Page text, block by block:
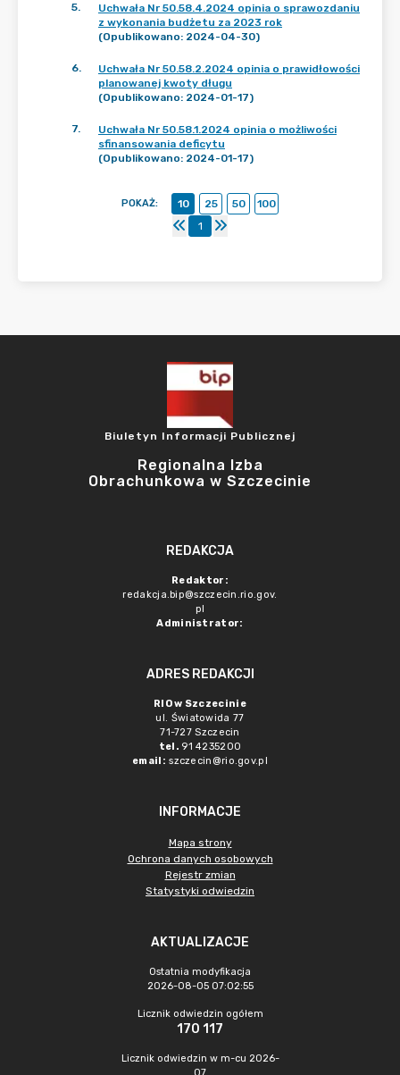
5.
Uchwała Nr 50.58.4.2024 opinia o sprawozdaniu
z wykonania budżetu za 2023 rok
(Opublikowano: 2024-04-30)
6.
Uchwała Nr 50.58.2.2024 opinia o prawidłowości
planowanej kwoty długu
(Opublikowano: 2024-01-17)
7.
Uchwała Nr 50.58.1.2024 opinia o możliwości
sfinansowania deficytu
(Opublikowano: 2024-01-17)
POKAŻ: 10 25 50
100
1
Biuletyn Informacji Publicznej
Regionalna Izba
Obrachunkowa w Szczecinie
REDAKCJA
Redaktor:
redakcja.bip@szczecin.rio.gov.
pl
Administrator:
ADRES REDAKCJI
RIO w Szczecinie
ul. Światowida 77
71-727 Szczecin
tel. 91 4235200
email: szczecin@rio.gov.pl
INFORMACJE
Mapa strony
Ochrona danych osobowych
Rejestr zmian
Statystyki odwiedzin
AKTUALIZACJE
Ostatnia modyfikacja
2026-08-05 07:02:55
Licznik odwiedzin ogółem
170 117
Licznik odwiedzin w m-cu 2026-